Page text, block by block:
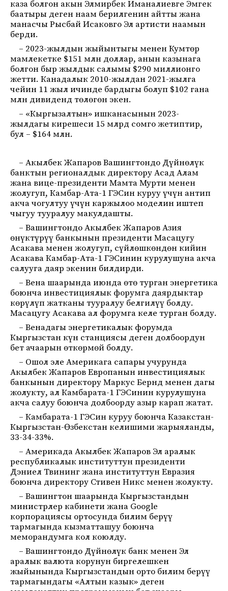
каза болгон акын Элмирбек Иманалиевге Эмгек
баатыры деген наам берилгенин айтты жана
манасчы Рысбай Исаковго Эл артисти наамын
берди.
– 2023-жылдын жыйынтыгы менен Кумтөр
мамлекетке $151 млн доллар, анын казынага
болгон быр жылдык салымы $290 миллионго
жетти. Канадалык 2010-жылдан 2021-жылга
чейин 11 жыл ичинде бардыгы болуп $102 гана
млн дивиденд төлөгөн экен.
– «Кыргызалтын» ишканасынын 2023-
жылдагы кирешеси 15 млрд сомго жетиптир,
бул – $164 млн.
– Акылбек Жапаров Вашингтондо Дүйнөлүк
банктын регионалдык директору Асад Алам
жана вице-президенти Мамта Мурти менен
жолугуп, Камбар-Ата-1 ГЭСин куруу үчүн антип
акча чогултуу үчүн каржылоо моделин иштеп
чыгуу тууралуу макулдашты.
– Вашингтондо Акылбек Жапаров Азия
өнүктүрүү банкынын президенти Масацугу
Асакава менен жолугуп, сүйлөшкөндөн кийин
Асакава Камбар-Ата-1 ГЭСинин курулушуна акча
салууга даяр экенин билдирди.
– Вена шаарында июнда өтө турган энергетика
боюнча инвестициялык форумга даярдыктар
көрүлүп жатканы тууралуу белгилүү болду.
Масацугу Асакава ал форумга келе турган болду.
– Венадагы энергетикалык форумда
Кыргызстан күн станциясы деген долбоордун
бет ачаарын өткөрмөй болду.
– Ошол эле Америкага сапары учурунда
Акылбек Жапаров Европанын инвестициялык
банкынын директору Маркус Бернд менен дагы
жолукту, ал Камбарата-1 ГЭСинин курулушуна
акча салуу боюнча долбоорду азыр карап жатат.
– Камбарата-1 ГЭСин куруу боюнча Казакстан-
Кыргызстан-Өзбекстан келишими жарыяланды,
33-34-33%.
– Америкада Акылбек Жапаров Эл аралык
республикалык институттун президенти
Дэниел Твининг жана институттун Евразия
боюнча директору Стивен Никс менен жолукту.
– Вашингтон шаарында Кыргызстандын
министрлер кабинети жана Google
корпорациясы ортосунда билим берүү
тармагында кызматташуу боюнча
меморандумга кол коюлду.
– Вашингтондо Дүйнөлүк банк менен Эл
аралык валюта корунун биргелешкен
жыйынында Кыргызстандын орто билим берүү
тармагындагы «Алтын казык» деген